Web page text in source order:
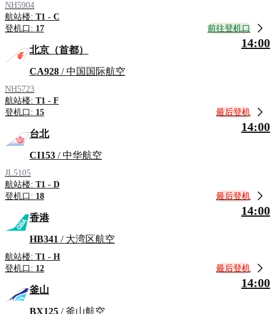
NH5904
航站楼: T1 - C
登机口: 17 前往登机口
北京（首都）
CA928 / 中国国际航空
NH5723
航站楼: T1 - F
登机口: 15
14:00
最后登机
台北
CI153 / 中华航空
JL5105
航站楼: T1 - D
登机口: 18
14:00
最后登机
香港
HB341 / 大湾区航空
航站楼: T1 - H
登机口: 12
14:00
最后登机
釜山
BX125 / 釜山航空
14:00